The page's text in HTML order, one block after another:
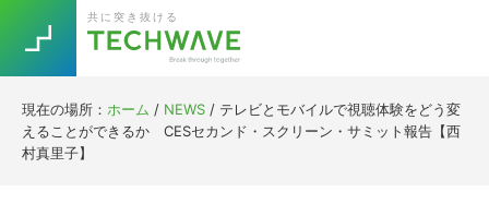
primary
navigation
main
content
primary
sidebar
footer
共に突き抜ける
現在の場所： ホーム / NEWS / テレビとモバイルで視聴体験をどう変
えることができるか CESセカンド・スクリーン・サミット報告【西
村真里子】
Trend
Keywords
今話題の注目キーワード